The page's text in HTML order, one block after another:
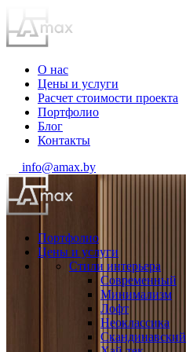
О нас
Цены и услуги
Расчет стоимости проекта
Портфолио
Блог
Контакты
info@amax.by
Портфолио
Цены и услуги
Стили интерьера
Современный
Минимализм
Лофт
Неоклассика
Скандинавский